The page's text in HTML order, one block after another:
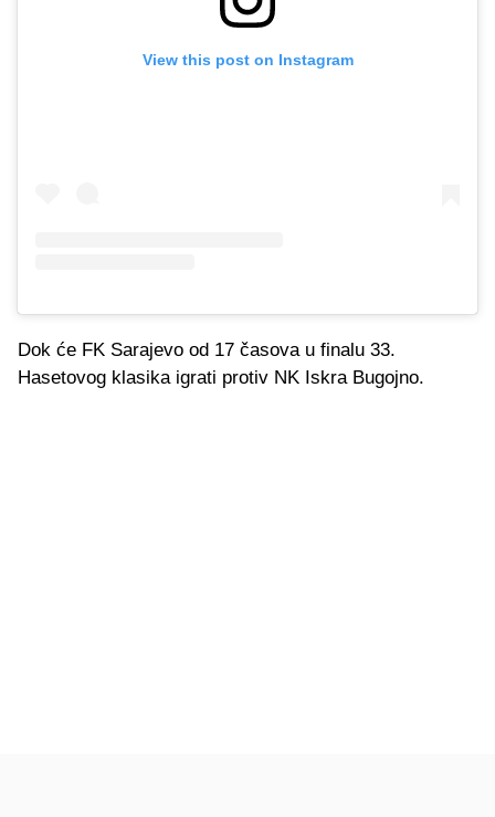
View this post on Instagram
Dok će FK Sarajevo od 17 časova u finalu 33.
Hasetovog klasika igrati protiv NK Iskra Bugojno.